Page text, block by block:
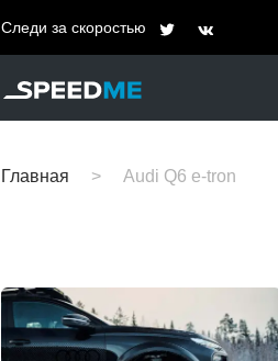
Следи за скоростью
Главная Audi Q6 e-tron